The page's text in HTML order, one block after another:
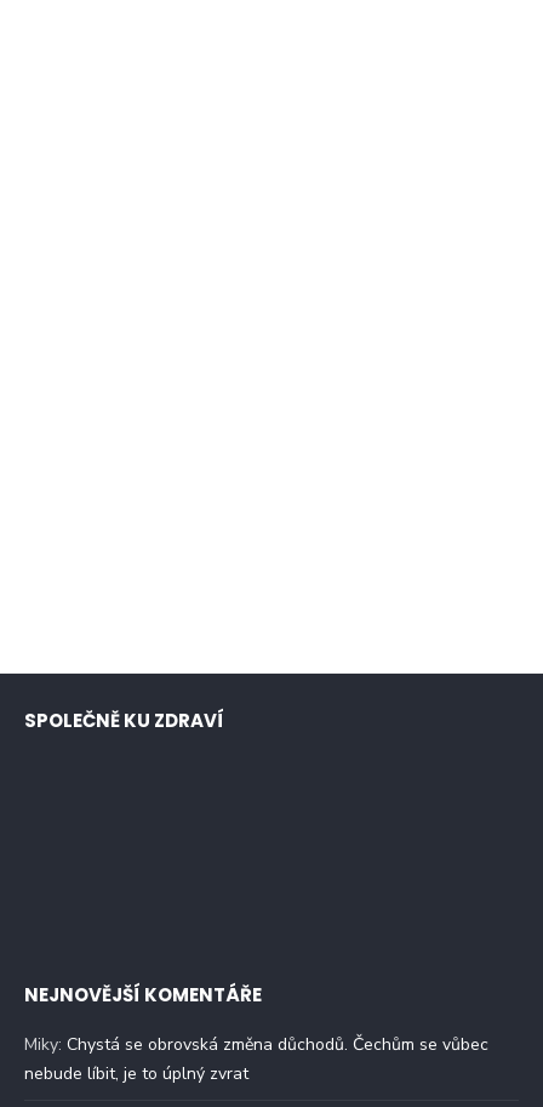
SPOLEČNĚ KU ZDRAVÍ
NEJNOVĚJŠÍ KOMENTÁŘE
Miky: Chystá se obrovská změna důchodů. Čechům se vůbec
nebude líbit, je to úplný zvrat